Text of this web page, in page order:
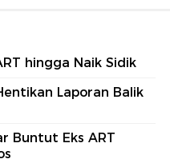
hingga Naik Sidik
Laporan Balik
Buntut Eks ART